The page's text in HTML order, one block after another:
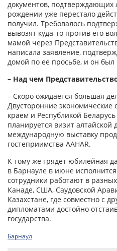
документов, подтверждающих
рождении уже перестало
получил. Требовалось
вывозят куда-то против его
мамой через
написала заявление,
домой по ее просьбе, и он был
– Над чем
– Скоро ожидается большая
Двусторонние экономические
краем и Республикой
планируется визит
международную выставку
гостеприимства AAHAR.
К тому же грядет юбилейная
в Барнауле в июне
сотрудники работают в
Канаде, США, Саудовской
Казахстане, где совместно с
дипломатами достойно
государства.
Барнаул